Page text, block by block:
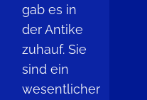
gab es in
der Antike
zuhauf. Sie
sind ein
wesentlicher